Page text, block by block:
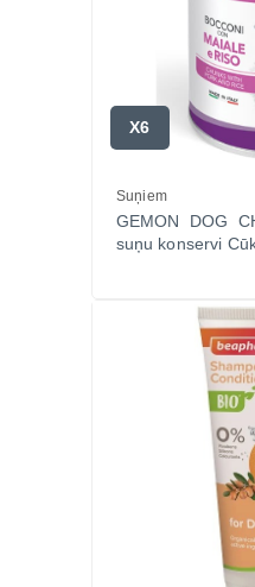
X6
Suņiem
GEMON DOG
suņu konservi